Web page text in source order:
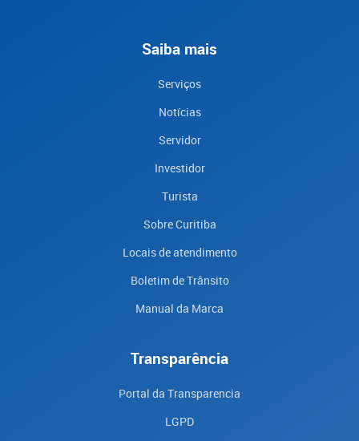
Saiba mais
Serviços
Notícias
Servidor
Investidor
Turista
Sobre Curitiba
Locais de atendimento
Boletim de Trânsito
Manual da Marca
Transparência
Portal da Transparencia
LGPD